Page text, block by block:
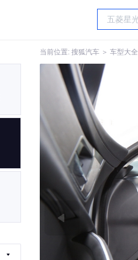
当前位置: 搜狐汽车 ＞ 车型大全